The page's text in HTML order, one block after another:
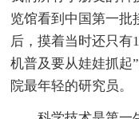
览馆看到中国第一批
后，摸着当时还只有
机普及要从娃娃抓起
院最年轻的研究员。